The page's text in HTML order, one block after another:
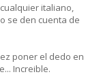
italiano,
se den cuenta de
poner el dedo en
Increible.